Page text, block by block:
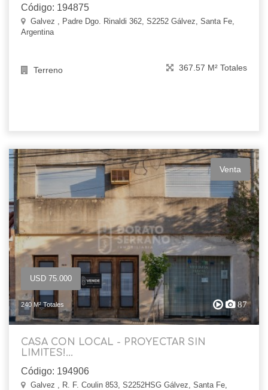
Código: 194875
Galvez , Padre Dgo. Rinaldi 362, S2252 Gálvez, Santa Fe,
Argentina
Terreno 367.57 M² Totales
Venta
USD 75.000
240 M² Totales 87
CASA CON LOCAL - PROYECTAR SIN
LIMITES!...
Código: 194906
Galvez , R. F. Coulin 853, S2252HSG Gálvez, Santa Fe,